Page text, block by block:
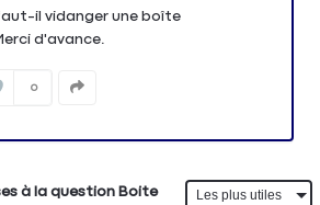
il vidanger une boîte
d'avance.
0
à la question Boite